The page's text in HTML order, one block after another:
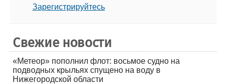
Зарегистрируйтесь
Свежие новости
«Метеор» пополнил флот: восьмое судно на
подводных крыльях спущено на воду в
Нижегородской области